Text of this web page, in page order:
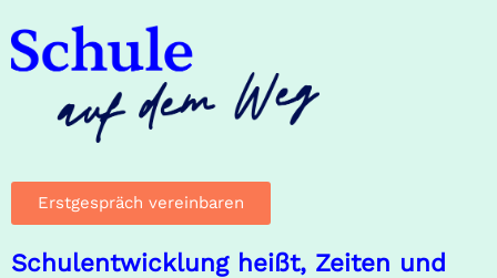
Erstgespräch vereinbaren
Schulentwicklung heißt, Zeiten und